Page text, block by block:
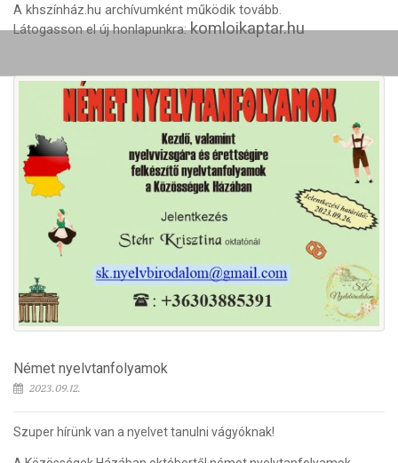
A khszínház.hu archívumként működik tovább.
Látogasson el új honlapunkra:komloikaptar.hu
Német nyelvtanfolyamok
2023.09.12.
Szuper hírünk van a nyelvet tanulni vágyóknak!